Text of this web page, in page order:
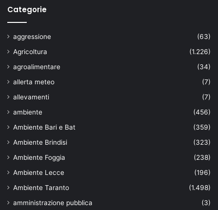
Categorie
aggressione
(63)
Agricoltura
(1.226)
agroalimentare
(34)
allerta meteo
(7)
allevamenti
(7)
ambiente
(456)
Ambiente Bari e Bat
(359)
Ambiente Brindisi
(323)
Ambiente Foggia
(238)
Ambiente Lecce
(196)
Ambiente Taranto
(1.498)
amministrazione pubblica
(3)